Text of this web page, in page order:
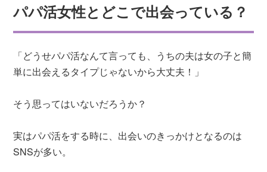
パパ活女性とどこで出会っている？
「どうせパパ活なんて言っても、うちの夫は女の子と簡
単に出会えるタイプじゃないから大丈夫！」
そう思ってはいないだろうか？
実はパパ活をする時に、出会いのきっかけとなるのは
SNSが多い。